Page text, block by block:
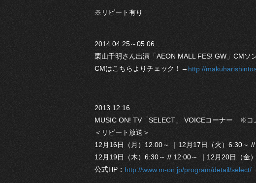
※リピート有り
2014.04.25～05.06
栗山千明さん出演「AEON MALL FES! GW」CMソ
CMはこちらよりチェック！→ http://
2013.12.16
MUSIC ON! TV「SELECT」 VOICEコーナー ※コ
＜リピート放送＞
12月16日（月）12:00～ ｜12月17日（火）6:30～
12月19日（木）6:30～ // 12:00～ ｜12月20日（金
公式HP： http://www.m-on.jp/program/detail/select/